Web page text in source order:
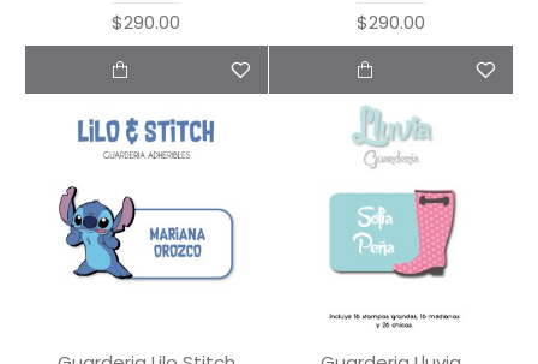
$290.00
$290.00